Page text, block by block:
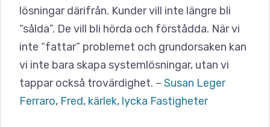
lösningar därifrån. Kunder vill inte längre bli
“sålda”. De vill bli hörda och förstådda. När vi
inte “fattar” problemet och grundorsaken kan
vi inte bara skapa systemlösningar, utan vi
tappar också trovärdighet. – Susan Leger
Ferraro, Fred, kärlek, lycka Fastigheter